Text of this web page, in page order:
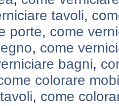
tavoli,
porte, come
, come
bagni,
colorare
, come